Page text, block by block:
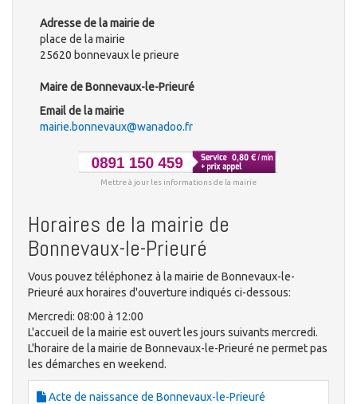
Adresse de la mairie de
place de la mairie
25620 bonnevaux le prieure
Maire de Bonnevaux-le-Prieuré
Email de la mairie
mairie.bonnevaux@wanadoo.fr
Mettre à jour les informations de la mairie
Horaires de la mairie de
Bonnevaux-le-Prieuré
Vous pouvez téléphonez à la mairie de Bonnevaux-le-
Prieuré aux horaires d'ouverture indiqués ci-dessous:
Mercredi: 08:00 à 12:00
L'accueil de la mairie est ouvert les jours suivants mercredi.
L'horaire de la mairie de Bonnevaux-le-Prieuré ne permet pas
les démarches en weekend.
Acte de naissance de Bonnevaux-le-Prieuré